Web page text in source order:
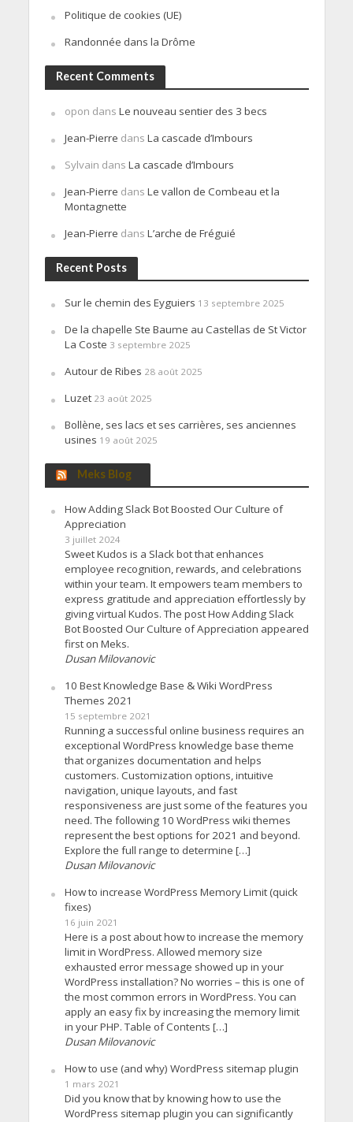
Politique de cookies (UE)
Randonnée dans la Drôme
Recent Comments
opon dans Le nouveau sentier des 3 becs
Jean-Pierre dans La cascade d’Imbours
Sylvain dans La cascade d’Imbours
Jean-Pierre dans Le vallon de Combeau et la
Montagnette
Jean-Pierre dans L’arche de Fréguié
Recent Posts
Sur le chemin des Eyguiers 13 septembre 2025
De la chapelle Ste Baume au Castellas de St Victor
La Coste 3 septembre 2025
Autour de Ribes 28 août 2025
Luzet 23 août 2025
Bollène, ses lacs et ses carrières, ses anciennes
usines 19 août 2025
Meks Blog
How Adding Slack Bot Boosted Our Culture of
Appreciation
3 juillet 2024
Sweet Kudos is a Slack bot that enhances
employee recognition, rewards, and celebrations
within your team. It empowers team members to
express gratitude and appreciation effortlessly by
giving virtual Kudos. The post How Adding Slack
Bot Boosted Our Culture of Appreciation appeared
first on Meks.
Dusan Milovanovic
10 Best Knowledge Base & Wiki WordPress
Themes 2021
15 septembre 2021
Running a successful online business requires an
exceptional WordPress knowledge base theme
that organizes documentation and helps
customers. Customization options, intuitive
navigation, unique layouts, and fast
responsiveness are just some of the features you
need. The following 10 WordPress wiki themes
represent the best options for 2021 and beyond.
Explore the full range to determine […]
Dusan Milovanovic
How to increase WordPress Memory Limit (quick
fixes)
16 juin 2021
Here is a post about how to increase the memory
limit in WordPress. Allowed memory size
exhausted error message showed up in your
WordPress installation? No worries – this is one of
the most common errors in WordPress. You can
apply an easy fix by increasing the memory limit
in your PHP. Table of Contents […]
Dusan Milovanovic
How to use (and why) WordPress sitemap plugin
1 mars 2021
Did you know that by knowing how to use the
WordPress sitemap plugin you can significantly